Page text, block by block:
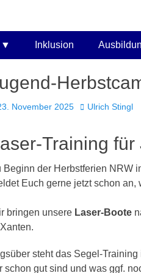
Inklusion
November 2025 Autor
Ulrich Stingl
Training
Beginn der Herbstferien NRW
Euch gerne jetzt schon
bringen unsere Laser-Boote
steht das Segel-
schon gut sind und was ggf.